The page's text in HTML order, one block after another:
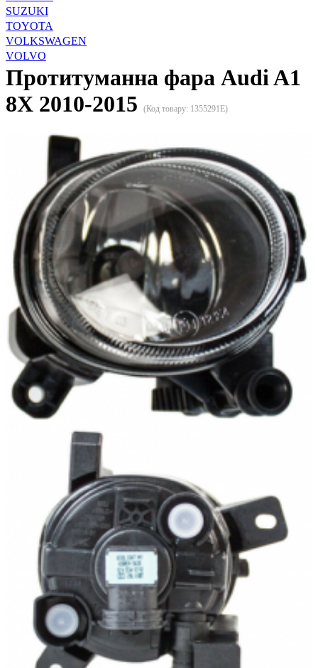
SUZUKI
TOYOTA
VOLKSWAGEN
VOLVO
Протитуманна фара Audi A1
8X 2010-2015
(Код товару: 1355291E)